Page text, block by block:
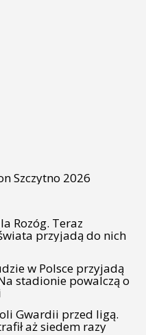
Szczytno 2026
Rozóg. Teraz
przyjadą do nich
w Polsce przyjadą
stadionie powalczą o
Gwardii przed ligą.
aż siedem razy